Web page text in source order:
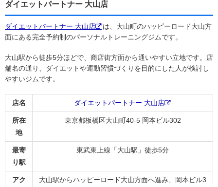
ダイエットパートナー 大山店
ダイエットパートナー 大山店
は、大山町のハッピーロード大山方
面にある完全予約制のパーソナルトレーニングジムです。
大山駅から徒歩5分ほどで、商店街方面から通いやすい立地です。店
舗名の通り、ダイエットや運動習慣づくりを目的にした人が検討し
やすいジムです。
店名 ダイエットパートナー 大山店
所在
地
東京都板橋区大山町40-5 岡本ビル302
最寄
り駅
東武東上線「大山駅」徒歩5分
アク
大山駅からハッピーロード大山方面へ進み、岡本ビル3